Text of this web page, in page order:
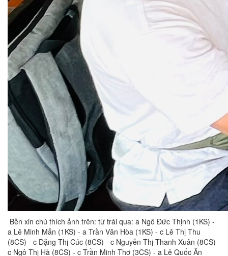
Bền xin chú thích ảnh trên: từ trái qua: a Ngô Đức Thịnh (1KS) -
a Lê Minh Mẫn (1KS) - a Trần Văn Hòa (1KS) - c Lê Thị Thu
(8CS) - c Đặng Thị Cúc (8CS) - c Nguyễn Thị Thanh Xuân (8CS) -
c Ngô Thị Hà (8CS) - c Trần Minh Thơ (3CS) - a Lê Quốc Ân